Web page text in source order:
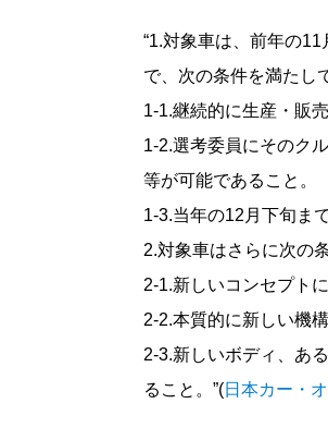
“1.対象車は、前年の
で、次の条件を満たし
1-1.継続的に生産・販
1-2.選考委員にそのク
等が可能であること。
1-3.当年の12月下旬ま
2.対象車はさらに次の
2-1.新しいコンセプト
2-2.本質的に新しい機
2-3.新しいボディ、あ
ること。”(日本カー・